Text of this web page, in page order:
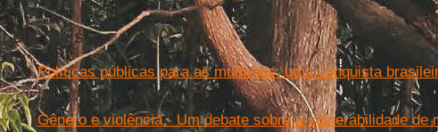
Leia mais
Políticas públicas para as mulheres: uma conquista
IHU On-Line, nº 387
Gênero e violência - Um debate sobre a vulnerabilidade de